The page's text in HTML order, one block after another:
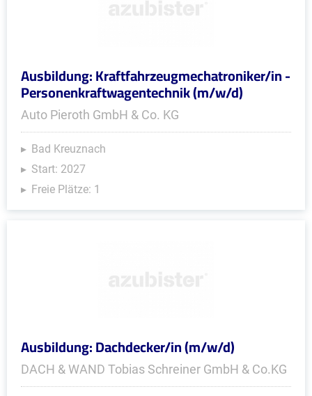
Ausbildung: Kraftfahrzeugmechatroniker/in -
Personenkraftwagentechnik (m/w/d)
Auto Pieroth GmbH & Co. KG
Bad Kreuznach
Start: 2027
Freie Plätze: 1
Ausbildung: Dachdecker/in (m/w/d)
DACH & WAND Tobias Schreiner GmbH & Co.KG